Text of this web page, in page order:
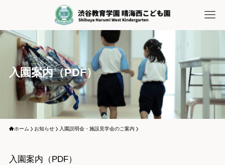
入園案内（PDF）
ホーム お知らせ 入園説明会・施設見学会のご案内
入園案内（PDF）